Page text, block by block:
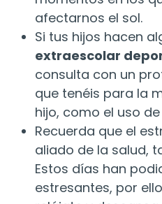
afectarnos el sol.
Si tus hijos hacen
extraescolar
consulta con un
que tenéis para la
hijo, como el uso
Recuerda que el
aliado de la salud,
Estos días han
estresantes, por